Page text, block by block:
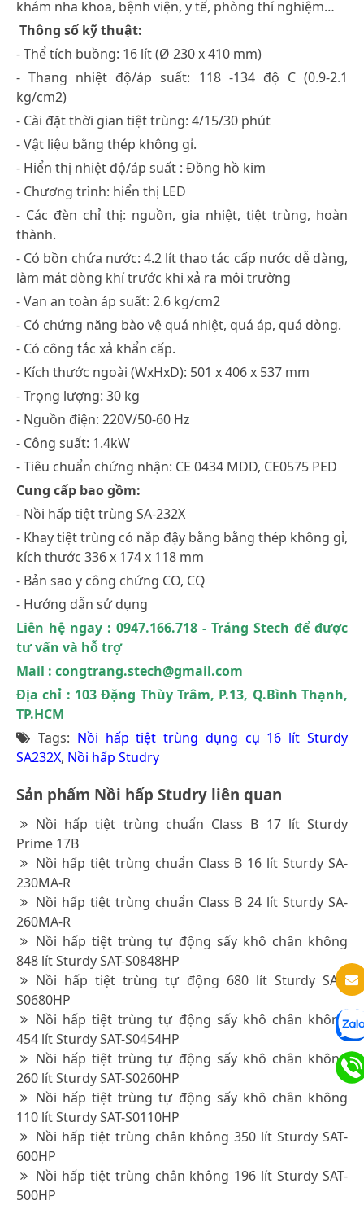
khám nha khoa, bệnh viện, y tế, phòng thí nghiệm…
Thông số kỹ thuật:
- Thể tích buồng: 16 lít (Ø 230 x 410 mm)
- Thang nhiệt độ/áp suất: 118 -134 độ C (0.9-2.1
kg/cm2)
- Cài đặt thời gian tiệt trùng: 4/15/30 phút
- Vật liệu bằng thép không gỉ.
- Hiển thị nhiệt độ/áp suất : Đồng hồ kim
- Chương trình: hiển thị LED
- Các đèn chỉ thị: nguồn, gia nhiệt, tiệt trùng, hoàn
thành.
- Có bồn chứa nước: 4.2 lít thao tác cấp nước dễ dàng,
làm mát dòng khí trước khi xả ra môi trường
- Van an toàn áp suất: 2.6 kg/cm2
- Có chứng năng bào vệ quá nhiệt, quá áp, quá dòng.
- Có công tắc xả khẩn cấp.
- Kích thước ngoài (WxHxD): 501 x 406 x 537 mm
- Trọng lượng: 30 kg
- Nguồn điện: 220V/50-60 Hz
- Công suất: 1.4kW
- Tiêu chuẩn chứng nhận: CE 0434 MDD, CE0575 PED
Cung cấp bao gồm:
- Nồi hấp tiệt trùng SA-232X
- Khay tiệt trùng có nắp đậy bằng bằng thép không gỉ,
kích thước 336 x 174 x 118 mm
- Bản sao y công chứng CO, CQ
- Hướng dẫn sử dụng
Liên hệ ngay : 0947.166.718 - Tráng Stech để được
tư vấn và hỗ trợ
Mail : congtrang.stech@gmail.com
Địa chỉ : 103 Đặng Thùy Trâm, P.13, Q.Bình Thạnh,
TP.HCM
Tags: Nồi hấp tiệt trùng dụng cụ 16 lít Sturdy
SA232X, Nồi hấp Studry
Sản phẩm Nồi hấp Studry liên quan
Nồi hấp tiệt trùng chuẩn Class B 17 lít Sturdy
Prime 17B
Nồi hấp tiệt trùng chuẩn Class B 16 lít Sturdy SA-
230MA-R
Nồi hấp tiệt trùng chuẩn Class B 24 lít Sturdy SA-
260MA-R
Nồi hấp tiệt trùng tự động sấy khô chân không
848 lít Sturdy SAT-S0848HP
Nồi hấp tiệt trùng tự động 680 lít Sturdy SAT-
S0680HP
Nồi hấp tiệt trùng tự động sấy khô chân không
454 lít Sturdy SAT-S0454HP
Nồi hấp tiệt trùng tự động sấy khô chân không
260 lít Sturdy SAT-S0260HP
Nồi hấp tiệt trùng tự động sấy khô chân không
110 lít Sturdy SAT-S0110HP
Nồi hấp tiệt trùng chân không 350 lít Sturdy SAT-
600HP
Nồi hấp tiệt trùng chân không 196 lít Sturdy SAT-
500HP